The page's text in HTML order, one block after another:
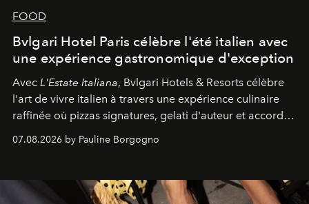
FOOD
Bvlgari Hotel Paris célèbre l'été italien avec
une expérience gastronomique d'exception
Avec L'Estate Italiana, Bvlgari Hotels & Resorts célèbre
l'art de vivre italien à travers une expérience culinaire
raffinée où pizzas signatures, gelati d'auteur et accords
07.08.2026 by Pauline Borgogno